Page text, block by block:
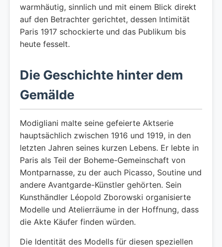
warmhäutig, sinnlich und mit einem Blick direkt
auf den Betrachter gerichtet, dessen Intimität
Paris 1917 schockierte und das Publikum bis
heute fesselt.
Die Geschichte hinter dem
Gemälde
Modigliani malte seine gefeierte Aktserie
hauptsächlich zwischen 1916 und 1919, in den
letzten Jahren seines kurzen Lebens. Er lebte in
Paris als Teil der Boheme-Gemeinschaft von
Montparnasse, zu der auch Picasso, Soutine und
andere Avantgarde-Künstler gehörten. Sein
Kunsthändler Léopold Zborowski organisierte
Modelle und Atelierräume in der Hoffnung, dass
die Akte Käufer finden würden.
Die Identität des Modells für diesen speziellen